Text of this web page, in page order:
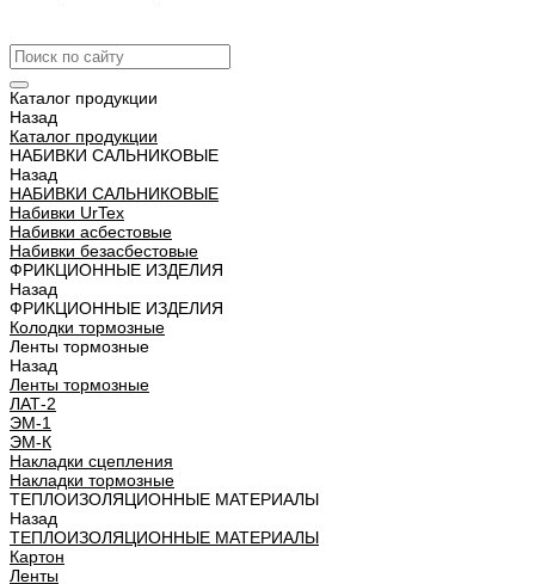
Каталог продукции
Назад
Каталог продукции
НАБИВКИ САЛЬНИКОВЫЕ
Назад
НАБИВКИ САЛЬНИКОВЫЕ
Набивки UrTex
Набивки асбестовые
Набивки безасбестовые
ФРИКЦИОННЫЕ ИЗДЕЛИЯ
Назад
ФРИКЦИОННЫЕ ИЗДЕЛИЯ
Колодки тормозные
Ленты тормозные
Назад
Ленты тормозные
ЛАТ-2
ЭМ-1
ЭМ-К
Накладки сцепления
Накладки тормозные
ТЕПЛОИЗОЛЯЦИОННЫЕ МАТЕРИАЛЫ
Назад
ТЕПЛОИЗОЛЯЦИОННЫЕ МАТЕРИАЛЫ
Картон
Ленты